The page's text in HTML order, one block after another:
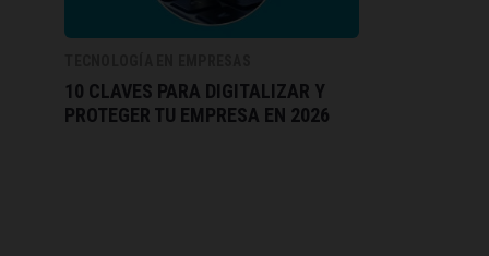
10 CLAVES PARA DIGITALIZAR Y
PROTEGER TU EMPRESA EN 2026